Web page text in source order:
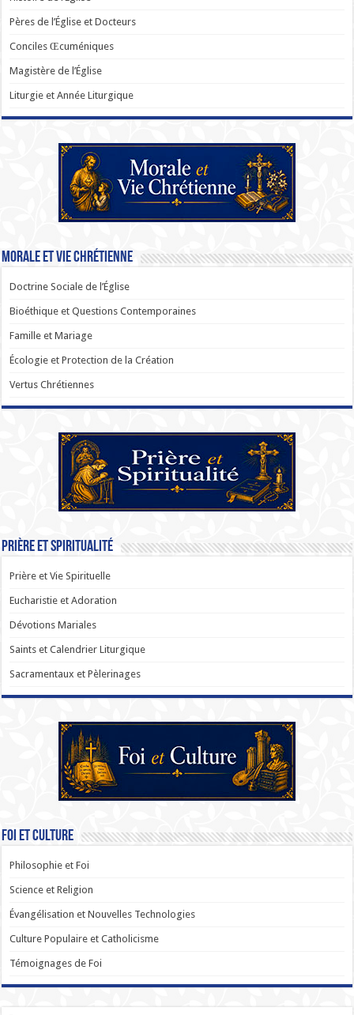
Pères de l’Église et Docteurs
Conciles Œcuméniques
Magistère de l’Église
Liturgie et Année Liturgique
Morale et Vie Chrétienne
Doctrine Sociale de l’Église
Bioéthique et Questions Contemporaines
Famille et Mariage
Écologie et Protection de la Création
Vertus Chrétiennes
Prière et Spiritualité
Prière et Vie Spirituelle
Eucharistie et Adoration
Dévotions Mariales
Saints et Calendrier Liturgique
Sacramentaux et Pèlerinages
Foi et Culture
Philosophie et Foi
Science et Religion
Évangélisation et Nouvelles Technologies
Culture Populaire et Catholicisme
Témoignages de Foi